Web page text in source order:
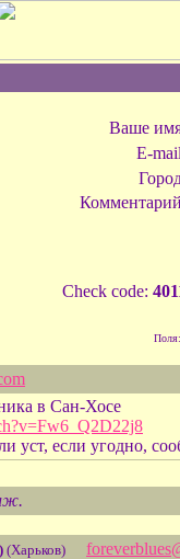
Ваше
E-
Check code:
в Сан-Хосе
если угодно,
(Харьков)